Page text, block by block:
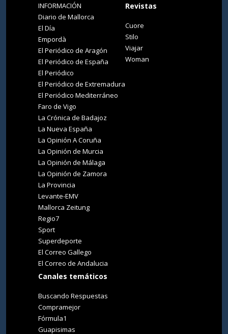
INFORMACIÓN
Diario de Mallorca
El Día
Empordà
El Periódico de Aragón
El Periódico de España
El Periódico
El Periódico de Extremadura
El Periódico Mediterráneo
Faro de Vigo
La Crónica de Badajoz
La Nueva España
La Opinión A Coruña
La Opinión de Murcia
La Opinión de Málaga
La Opinión de Zamora
La Provincia
Levante-EMV
Mallorca Zeitung
Regio7
Sport
Superdeporte
El Correo Gallego
El Correo de Andalucia
Canales temáticos
Buscando Respuestas
Compramejor
Fórmula1
Guapisimas
Revistas
Cuore
Stilo
Viajar
Woman